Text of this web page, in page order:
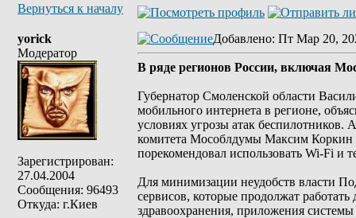
Вернуться к началу
yorick
Модератор
Зарегистрирован:
27.04.2004
Сообщения: 96493
Откуда: г.Киев
Добавлено: Пт Мар 20,
В ряде регионов России, включая
Губернатор Смоленской области
мобильного интернета в регионе,
условиях угрозы атак
комитета Мособлдумы Максим Коркин
порекомендовал использовать Wi-Fi и
Для минимизации неудобств власти
сервисов, которые продолжат
здравоохранения, приложения